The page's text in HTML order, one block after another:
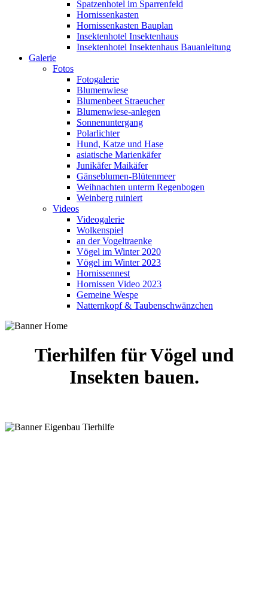
Spatzenhotel im Sparrenfeld
Hornissenkasten
Hornissenkasten Bauplan
Insektenhotel Insektenhaus
Insektenhotel Insektenhaus Bauanleitung
Galerie
Fotos
Fotogalerie
Blumenwiese
Blumenbeet Straeucher
Blumenwiese-anlegen
Sonnenuntergang
Polarlichter
Hund, Katze und Hase
asiatische Marienkäfer
Junikäfer Maikäfer
Gänseblumen-Blütenmeer
Weihnachten unterm Regenbogen
Weinberg ruiniert
Videos
Videogalerie
Wolkenspiel
an der Vogeltraenke
Vögel im Winter 2020
Vögel im Winter 2023
Hornissennest
Hornissen Video 2023
Gemeine Wespe
Natternkopf & Taubenschwänzchen
Tierhilfen für Vögel und
Insekten bauen.